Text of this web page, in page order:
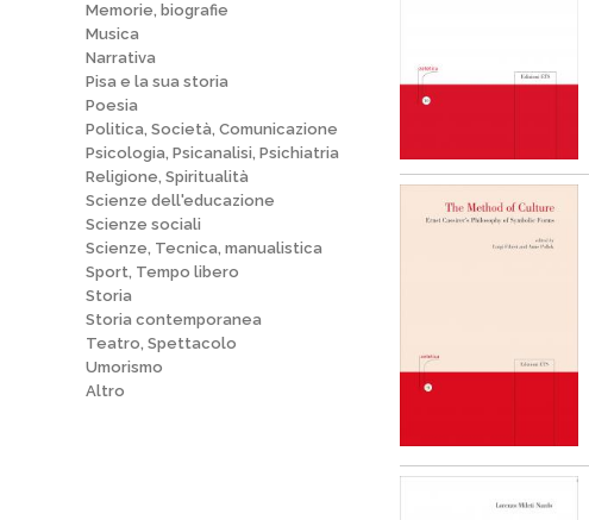
Memorie, biografie
Musica
Narrativa
Pisa e la sua storia
Poesia
Politica, Società, Comunicazione
Psicologia, Psicanalisi, Psichiatria
Religione, Spiritualità
Scienze dell'educazione
Scienze sociali
Scienze, Tecnica, manualistica
Sport, Tempo libero
Storia
Storia contemporanea
Teatro, Spettacolo
Umorismo
Altro